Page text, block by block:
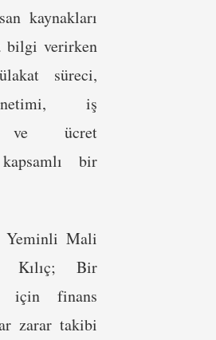
kaynakları
bilgi verirken
süreci,
iş
ve ücret
bir
Yeminli Mali
Kılıç; Bir
için finans
zarar takibi